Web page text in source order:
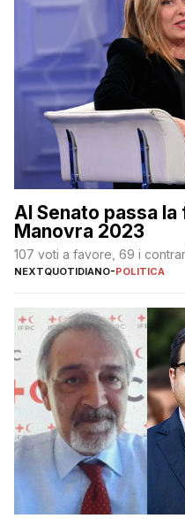
Al Senato passa
Manovra 2023
107 voti a favore, 69 i
NEXTQUOTIDIANO-POLITICA